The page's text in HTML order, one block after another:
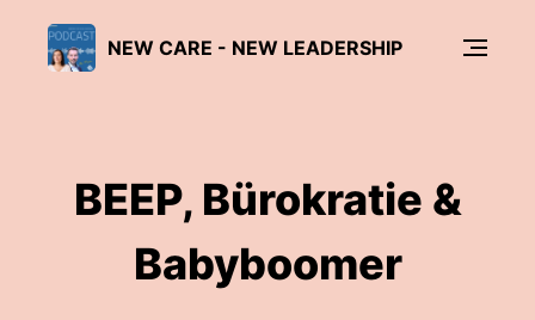
NEW CARE - NEW LEADERSHIP
BEEP, Bürokratie &
Babyboomer